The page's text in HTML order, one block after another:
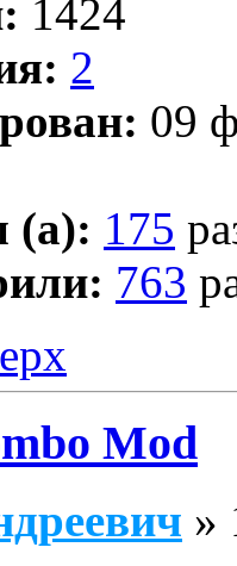
1424
2
09
(а): 175
763
Mod
»